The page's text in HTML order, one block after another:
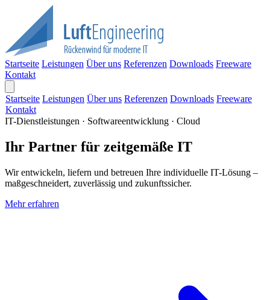
Startseite Leistungen Über uns Referenzen Downloads Freeware
Kontakt
Startseite Leistungen Über uns Referenzen Downloads Freeware
Kontakt
IT-Dienstleistungen · Softwareentwicklung · Cloud
Ihr Partner für zeitgemäße IT
Wir entwickeln, liefern und betreuen Ihre individuelle IT-Lösung –
maßgeschneidert, zuverlässig und zukunftssicher.
Mehr erfahren